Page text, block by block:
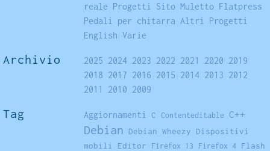
reale Progetti Sito Muletto Flatpress
Pedali per chitarra Altri Progetti
English Varie
Archivio 2025 2024 2023 2022 2021 2020 2019
2018 2017 2016 2015 2014 2013 2012
2011
2010 2009
Tag Aggiornamenti C Contenteditable C++
Debian Debian Wheezy
Dispositivi
mobili
Editor Firefox 13 Firefox 4
Flash